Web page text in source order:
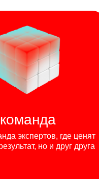
команда
экспертов, где ценят
но и друг друга